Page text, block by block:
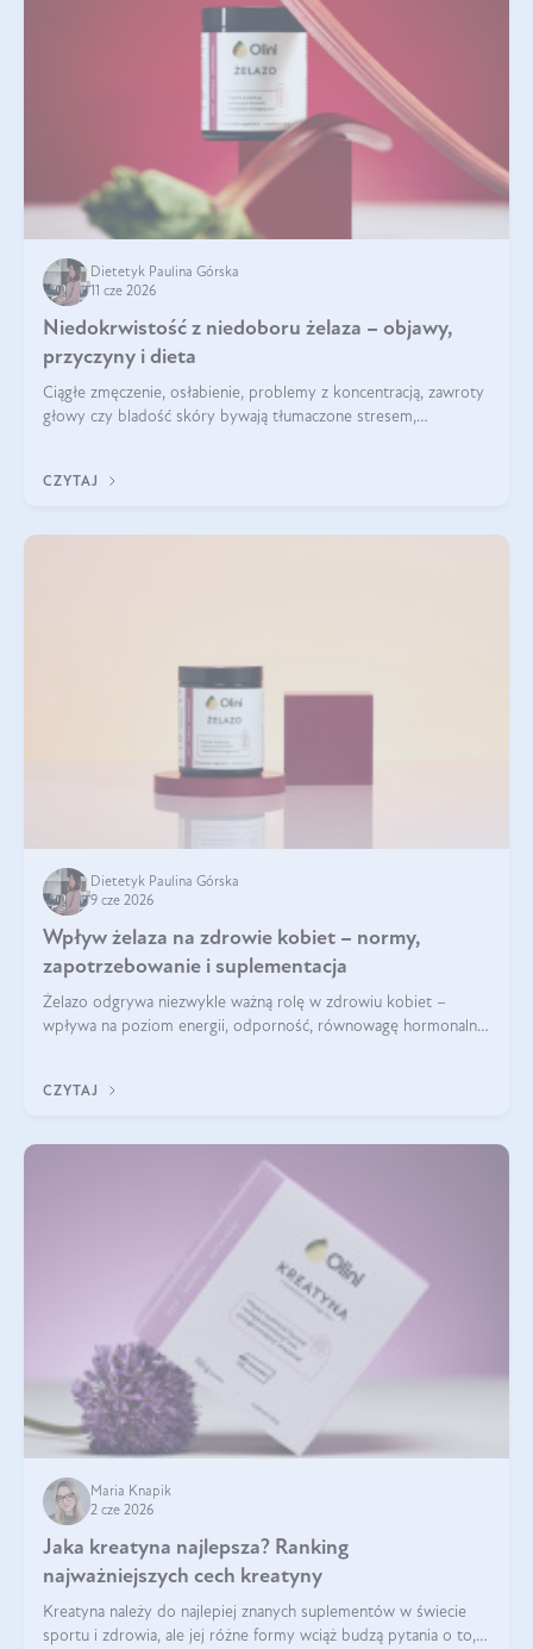
Dietetyk Paulina Górska
11 cze 2026
Niedokrwistość z niedoboru żelaza – objawy,
przyczyny i dieta
Ciągłe zmęczenie, osłabienie, problemy z koncentracją, zawroty
głowy czy bladość skóry bywają tłumaczone stresem,
CZYTAJ
Dietetyk Paulina Górska
9 cze 2026
Wpływ żelaza na zdrowie kobiet – normy,
zapotrzebowanie i suplementacja
Żelazo odgrywa niezwykle ważną rolę w zdrowiu kobiet –
wpływa na poziom energii, odporność, równowagę hormonalną
zawrotów głowy czy problemów z
CZYTAJ
Maria Knapik
2 cze 2026
Jaka kreatyna najlepsza? Ranking
najważniejszych cech kreatyny
Kreatyna należy do najlepiej znanych suplementów w świecie
sportu i zdrowia, ale jej różne formy wciąż budzą pytania o to,